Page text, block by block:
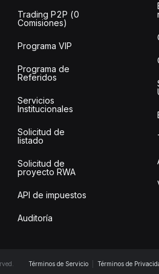
Trading P2P (0
Comisiones)
Programa VIP
Programa de
Referidos
Servicios
Institucionales
Solicitud de
listado
Solicitud de
proyecto RWA
API de impuestos
Auditoría
Términos de Servicio Términos de